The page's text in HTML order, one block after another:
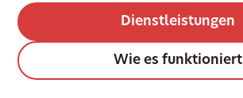
Dienstleistungen
Wie es funktioniert